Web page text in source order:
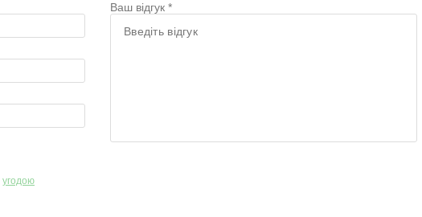
угодою
Ваш відгук *